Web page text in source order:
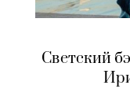
Светский